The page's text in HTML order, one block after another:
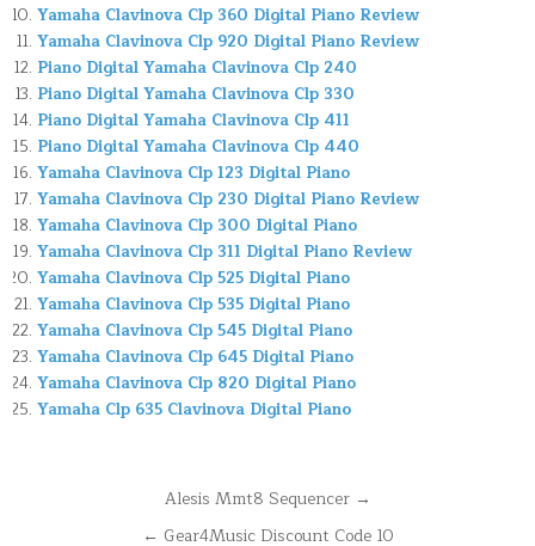
Yamaha Clavinova Clp 360 Digital Piano Review
Yamaha Clavinova Clp 920 Digital Piano Review
Piano Digital Yamaha Clavinova Clp 240
Piano Digital Yamaha Clavinova Clp 330
Piano Digital Yamaha Clavinova Clp 411
Piano Digital Yamaha Clavinova Clp 440
Yamaha Clavinova Clp 123 Digital Piano
Yamaha Clavinova Clp 230 Digital Piano Review
Yamaha Clavinova Clp 300 Digital Piano
Yamaha Clavinova Clp 311 Digital Piano Review
Yamaha Clavinova Clp 525 Digital Piano
Yamaha Clavinova Clp 535 Digital Piano
Yamaha Clavinova Clp 545 Digital Piano
Yamaha Clavinova Clp 645 Digital Piano
Yamaha Clavinova Clp 820 Digital Piano
Yamaha Clp 635 Clavinova Digital Piano
NavegaciónAlesis Mmt8 Sequencer →
← Gear4Music Discount Code 10